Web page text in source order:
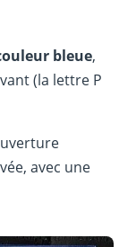
bleue,
(la lettre P
avec une